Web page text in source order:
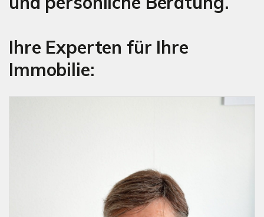
Ihre Experten für Ihre
Immobilie: